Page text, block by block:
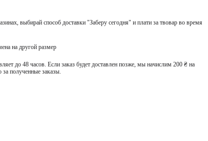
выбирай способ доставки "Заберу сегодня" и плати за твовар во время
на другой размер
до 48 часов. Если заказ будет доставлен позже, мы начислим 200 ₴ на
полученные заказы.